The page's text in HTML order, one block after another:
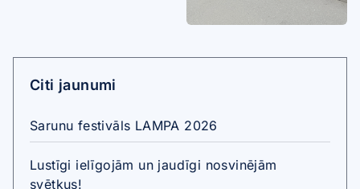
Citi jaunumi
Sarunu festivāls LAMPA 2026
Lustīgi ielīgojām un jaudīgi nosvinējām
svētkus!